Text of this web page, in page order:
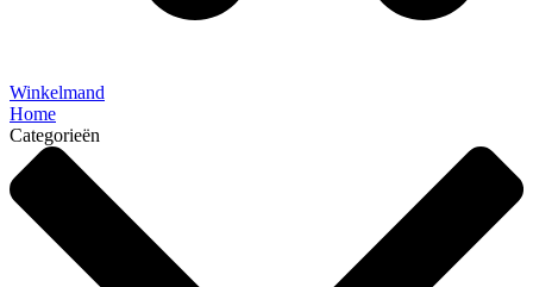
Winkelmand
Home
Categorieën